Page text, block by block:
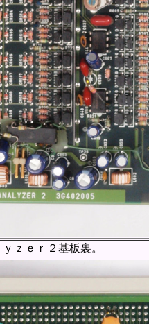
ｚｅｒ２基板裏。